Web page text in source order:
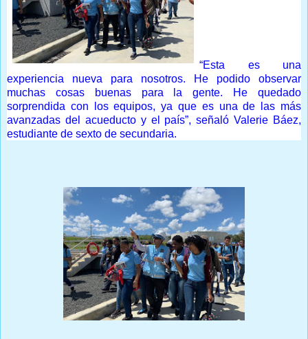
“Esta es una
experiencia nueva para nosotros. He podido observar
muchas cosas buenas para la gente. He quedado
sorprendida con los equipos, ya que es una de las más
avanzadas del acueducto y el país”, señaló Valerie Báez,
estudiante de sexto de secundaria.